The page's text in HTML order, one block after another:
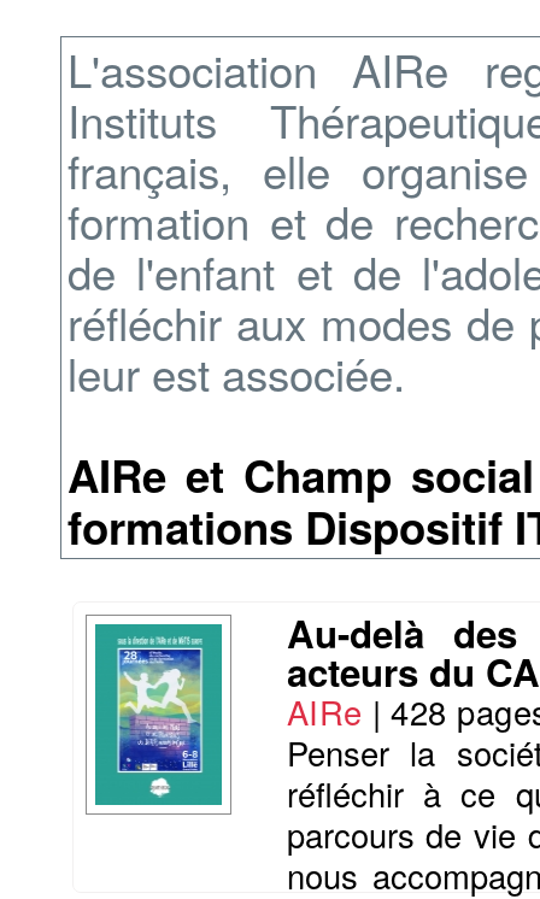
L'association AIRe
Instituts
français, elle
formation et de
de l'enfant et de
réfléchir aux modes
leur est associée.
AIRe et Champ
formations Dispositif
Au-delà
acteurs du
AIRe |428
Penser la
réfléchir à ce
parcours de vie
nous